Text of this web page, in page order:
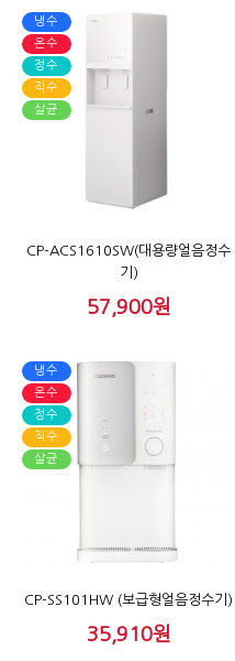
CP-ACS1610SW(대용량얼음정수
기)
57,900원
냉수
온수
정수
직수
살균
CP-SS101HW (보급형얼음정수기)
35,910원
냉수
온수
정수
직수
살균